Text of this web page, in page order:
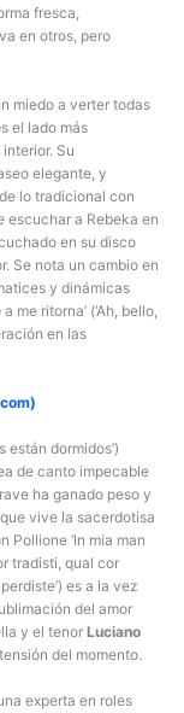
fresca,
en otros, pero
miedo a verter todas
el lado más
Su
elegante, y
lo tradicional con
escuchar a Rebeka en
en su disco
Se nota un cambio en
y dinámicas
me ritorna’ (‘Ah, bello,
en las
están dormidos’)
de canto impecable
ha ganado peso y
vive la sacerdotisa
Pollione ‘In mia man
tradisti, qual cor
es a la vez
del amor
y el tenor Luciano
del momento.
experta en roles